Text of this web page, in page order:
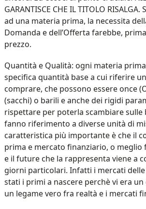
GARANTISCE CHE IL TITOLO
ad una materia prima, la necessita
Domanda e dell’Offerta farebbe,
prezzo.
Quantità e Qualità: ogni materia
specifica quantità base a cui riferire
comprare, che possono essere once
(sacchi) o barili e anche dei rigidi
rispettare per poterla scambiare sulle
fanno riferimento a diverse unità di
caratteristica più importante è che il
prima e mercato finanziario, o meglio
e il future che la rappresenta viene a
giorni particolari. Infatti i mercati
stati i primi a nascere perchè vi era
un legame vero fra realtà e i mercati